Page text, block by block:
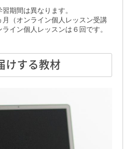
期間は異なります。
（オンライン個人レッスン受講
イン個人レッスンは６回です。
けする教材